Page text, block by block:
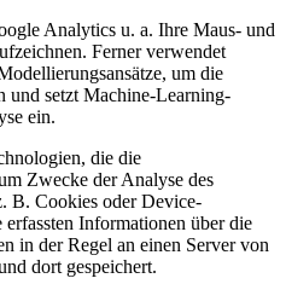
Analytics u. a. Ihre Maus- und
Ferner verwendet
um die
und setzt Machine-Learning-
ein.
die die
Zwecke der Analyse des
B. Cookies oder Device-
Informationen über die
in der Regel an einen Server von
dort gespeichert.